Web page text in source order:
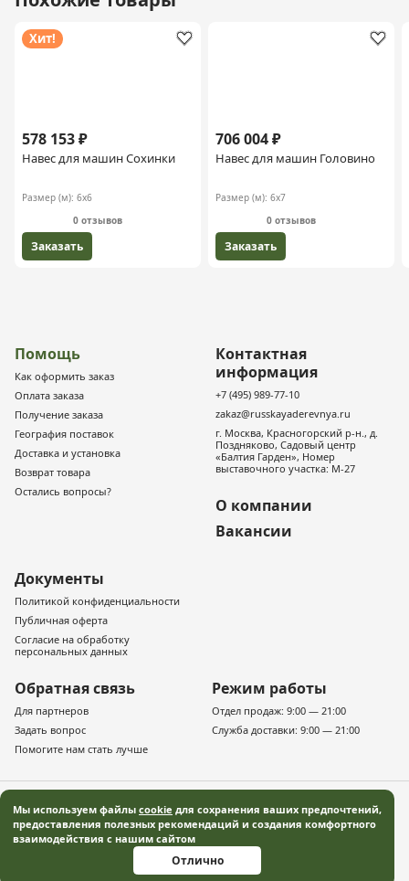
Хит!
578 153 ₽
Навес для машин Сохинки
Размер (м): 6х6
0 отзывов
Заказать
706 004 ₽
Навес для машин Головино
Размер (м): 6х7
0 отзывов
Заказать
Помощь
Как оформить заказ
Оплата заказа
Получение заказа
География поставок
Доставка и установка
Возврат товара
Остались вопросы?
Контактная
информация
+7 (495) 989-77-10
zakaz@russkayaderevnya.ru
г. Москва, Красногорский р-н., д.
Поздняково, Садовый центр
«Балтия Гарден», Номер
выставочного участка: М-27
О компании
Вакансии
Документы
Политикой конфиденциальности
Публичная оферта
Согласие на обработку
персональных данных
Обратная связь
Для партнеров
Задать вопрос
Помогите нам стать лучше
Режим работы
Отдел продаж: 9:00 — 21:00
Служба доставки: 9:00 — 21:00
© 2019–2026 «Русская деревня» — Московская область Все права защищены
Информация, представленная на сайте, не является публичной офертой, и
носит информационный характер.
Мы используем файлы cookie для сохранения ваших предпочтений,
предоставления полезных рекомендаций и создания комфортного
взаимодействия с нашим сайтом
Отлично